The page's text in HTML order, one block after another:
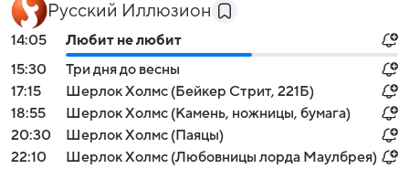
Русский Иллюзион
14:05
Любит не любит
15:30
Три дня до весны
17:15
Шерлок Холмс (Бейкер Стрит, 221Б)
18:55
Шерлок Холмс (Камень, ножницы, бумага)
20:30
Шерлок Холмс (Паяцы)
22:10
Шерлок Холмс (Любовницы лорда Маулбрея)